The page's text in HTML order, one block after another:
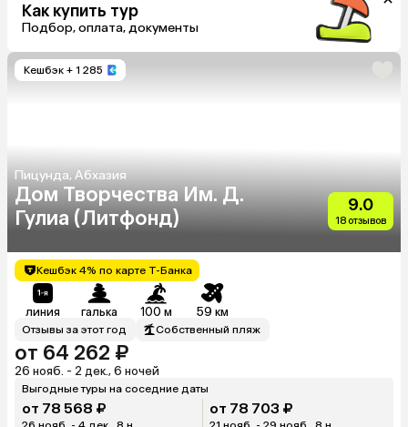
Как купить тур
Подбор, оплата, документы
Кешбэк + 1 285
Пицунда, Абхазия
Дом Творчества Им. Д.
Гулиа (Литфонд)
9.0
18 отзывов
Кешбэк 4% по карте Т-Банка
линия галька 100 м 59 км
Отзывы за этот год Собственный пляж
от 64 262 ₽
26 нояб. - 2 дек., 6 ночей
Выгодные туры на соседние даты
от 78 568 ₽ от 78 703 ₽